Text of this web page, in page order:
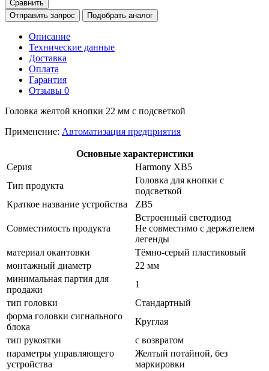
Сравнить
Отправить запрос
Подобрать аналог
Описание
Технические данные
Доставка
Оплата
Гарантия
Отзывы 0
Головка желтой кнопки 22 мм с подсветкой
Применение: Автоматизация предприятия
Основные характеристики
Серия
Harmony XB5
Тип продукта
Головка для кнопки с
подсветкой
Краткое название устройства
ZB5
Совместимость продукта
Встроенный светодиод
Не совместимо с держателем
легенды
материал окантовки
Тёмно-серый пластиковый
монтажный диаметр
22 мм
минимальная партия для
продажи
1
тип головки
Стандартный
форма головки сигнального
блока
Круглая
тип рукоятки
с возвратом
параметры управляющего
устройства
Желтый потайной, без
маркировки